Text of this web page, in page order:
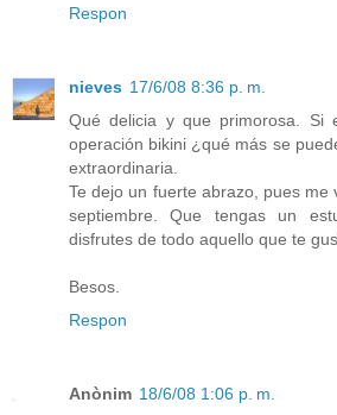
Respon
nieves 17/6/08 8:36 p. m.
Qué delicia y que primorosa. Si
operación bikini ¿qué más se
extraordinaria.
Te dejo un fuerte abrazo, pues me
septiembre. Que tengas un
disfrutes de todo aquello que te
Besos.
Respon
Anònim 18/6/08 1:06 p. m.